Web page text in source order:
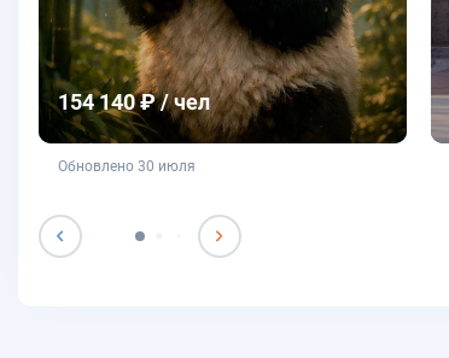
154 140 ₽ / чел
не является публичной офертой
Обновлено 30 июля